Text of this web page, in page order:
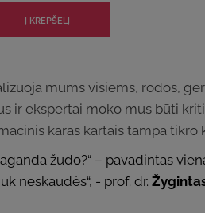
mums visiems, rodos,
ir ekspertai moko mus būti
karas kartais tampa tikro
žudo?“ – pavadintas
neskaudės“, - prof. dr.